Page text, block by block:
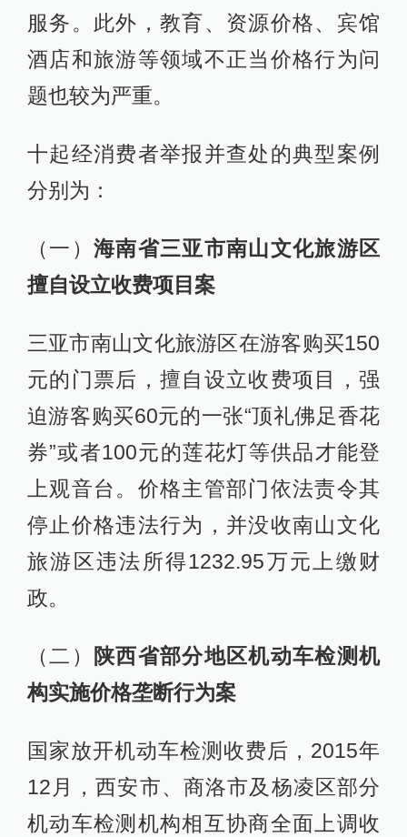
服务。此外，教育、资源价格、宾馆
酒店和旅游等领域不正当价格行为问
题也较为严重。
十起经消费者举报并查处的典型案例
分别为：
（一） 海南省三亚市南山文化旅游区
擅自设立收费项目案
三亚市南山文化旅游区在游客购买150
元的门票后，擅自设立收费项目，强
迫游客购买60元的一张“顶礼佛足香花
券”或者100元的莲花灯等供品才能登
上观音台。价格主管部门依法责令其
停止价格违法行为，并没收南山文化
旅游区违法所得1232.95万元上缴财
政。
（二）
陕西省部分地区机动车检测机
构实施价格垄断行为案
国家放开机动车检测收费后，2015年
12月，西安市、商洛市及杨凌区部分
机动车检测机构相互协商全面上调收